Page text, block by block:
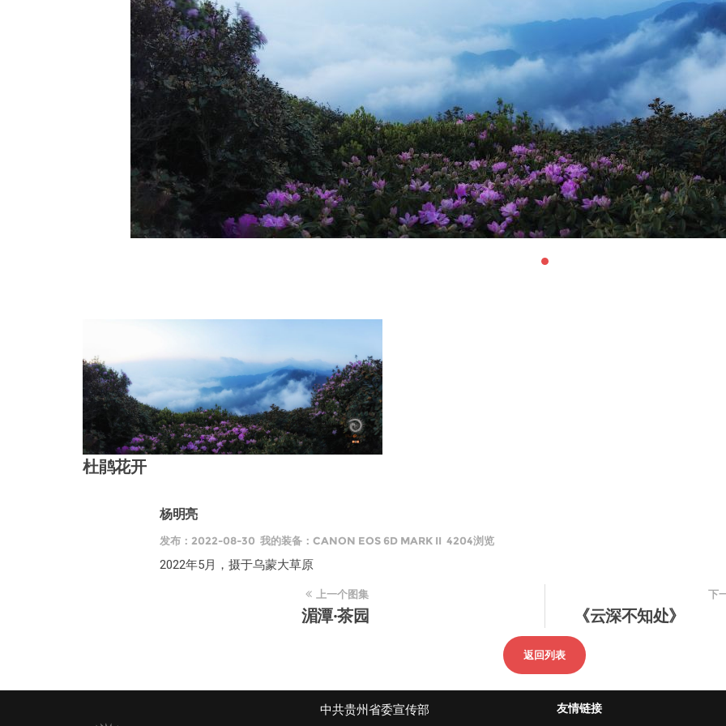
杜鹃花开
杨明亮
发布：2022-08-30 我的装备：CANON EOS 6D MARK II 4204浏览
2022年5月，摄于乌蒙大草原
上一个图集
湄潭·茶园
下
《云深不知处》
返回列表
中共贵州省委宣传部
友情链接